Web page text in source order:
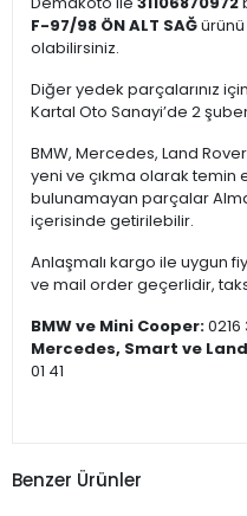
F-97/98 ÖN ALT SAĞ
olabilirsiniz.
Diğer yedek parçalarınız
Kartal Oto Sanayi’de 2
BMW, Mercedes, Land
yeni ve çıkma olarak temin
bulunamayan parçalar
içerisinde getirilebilir.
Anlaşmalı kargo ile uygun
ve mail order geçerlidir,
BMW ve Mini Cooper:
Mercedes, Smart ve
01 41
Benzer Ürünler